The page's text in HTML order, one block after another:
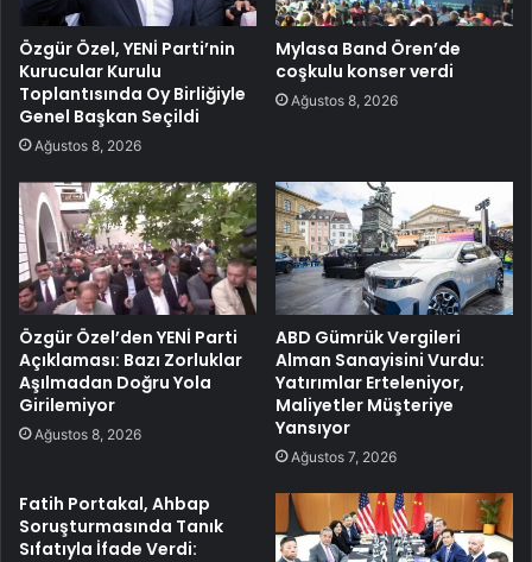
Özgür Özel, YENİ Parti’nin
Kurucular Kurulu
Toplantısında Oy Birliğiyle
Genel Başkan Seçildi
Ağustos 8, 2026
Mylasa Band Ören’de
coşkulu konser verdi
Ağustos 8, 2026
Özgür Özel’den YENİ Parti
Açıklaması: Bazı Zorluklar
Aşılmadan Doğru Yola
Girilemiyor
Ağustos 8, 2026
ABD Gümrük Vergileri
Alman Sanayisini Vurdu:
Yatırımlar Erteleniyor,
Maliyetler Müşteriye
Yansıyor
Ağustos 7, 2026
Fatih Portakal, Ahbap
Soruşturmasında Tanık
Sıfatıyla İfade Verdi: